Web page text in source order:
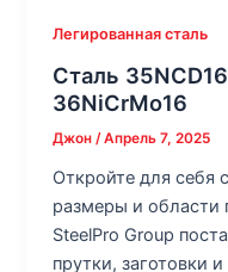
Легированная сталь
Сталь 35NCD16
36NiCrMo16
Джон/Апрель 7, 2025
Откройте для себя
размеры и области
SteelPro Group
прутки, заготовки